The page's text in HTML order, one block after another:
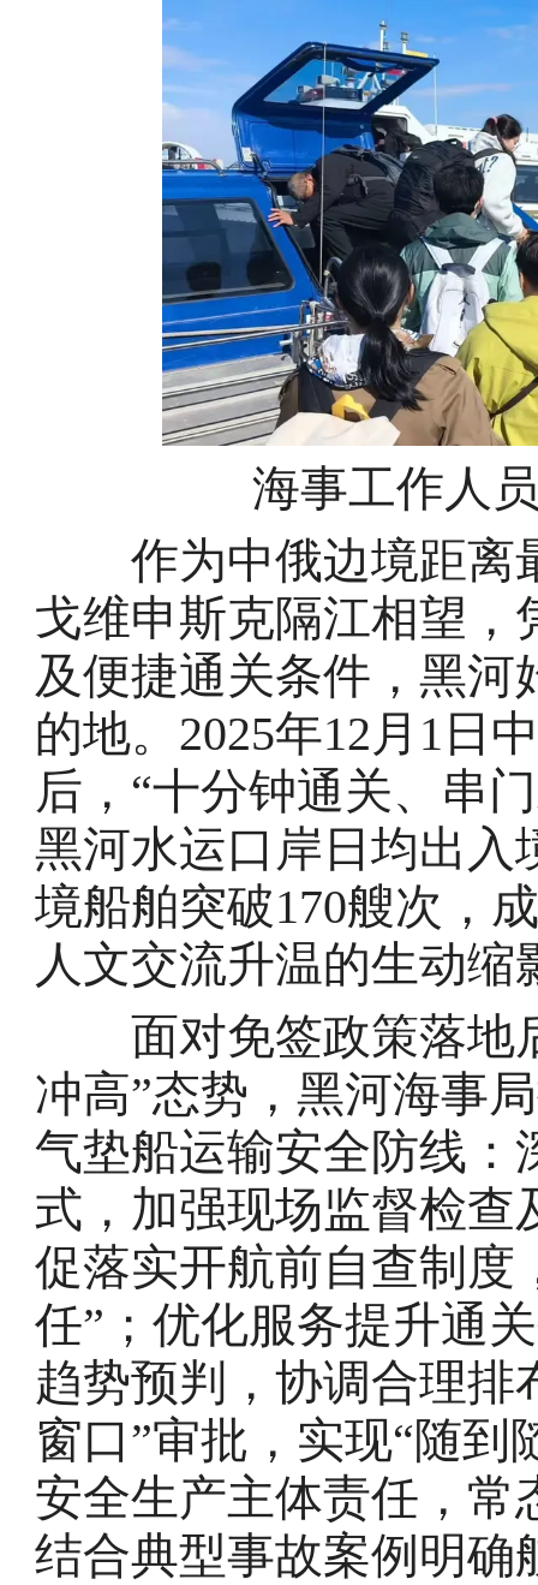
海事工作人
作为中俄边境距离
戈维申斯克隔江相望，
及便捷通关条件，黑
的地。2025年12月1日
后，“十分钟通关、串
黑河水运口岸日均出入
境船舶突破170艘次，
人文交流升温的生动缩
面对免签政策落地
冲高”态势，黑河海事
气垫船运输安全防线：
式，加强现场监督检查
促落实开航前自查制度
任”；优化服务提升通
趋势预判，协调合理排
窗口”审批，实现“随到
安全生产主体责任，常
结合典型事故案例明确